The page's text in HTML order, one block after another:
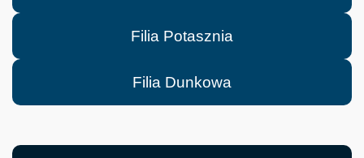
Filia Potasznia
Filia Dunkowa